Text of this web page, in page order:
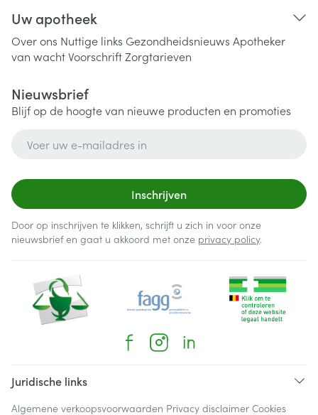
Uw apotheek
Over ons Nuttige links Gezondheidsnieuws Apotheker
van wachtVoorschriftZorgtarieven
Nieuwsbrief
Blijf op de hoogte van nieuwe producten en promoties
Inschrijven
Door op inschrijven te klikken, schrijft u zich in voor onze
nieuwsbrief en gaat u akkoord met onze privacy policy.
Juridische links
Algemene verkoopsvoorwaarden Privacy disclaimer Cookies